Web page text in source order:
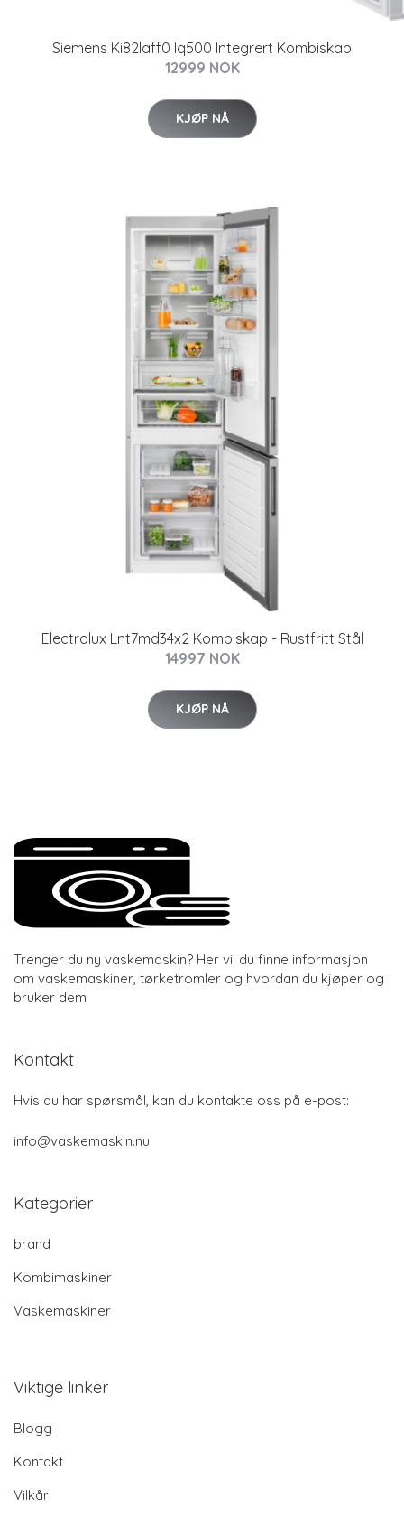
Siemens Ki82laff0 Iq500 Integrert Kombiskap
12999 NOK
KJØP NÅ
Electrolux Lnt7md34x2 Kombiskap - Rustfritt Stål
14997 NOK
KJØP NÅ
Trenger du ny vaskemaskin? Her vil du finne informasjon
om vaskemaskiner, tørketromler og hvordan du kjøper og
bruker dem
Kontakt
Hvis du har spørsmål, kan du kontakte oss på e-post:
info@vaskemaskin.nu
Kategorier
brand
Kombimaskiner
Vaskemaskiner
Viktige linker
Blogg
Kontakt
Vilkår